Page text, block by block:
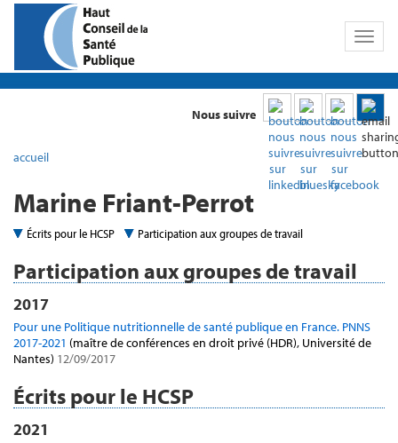
Toggle
Nous suivre
accueil
Marine Friant-Perrot
Écrits pour le HCSP Participation aux groupes de travail
Participation aux groupes de travail
2017
Pour une Politique nutritionnelle de santé publique en France. PNNS
2017-2021 (maître de conférences en droit privé (HDR), Université de
Nantes) 12/09/2017
Écrits pour le HCSP
2021